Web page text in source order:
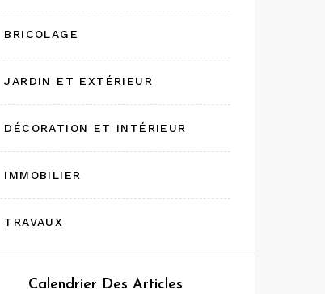
BRICOLAGE
JARDIN ET EXTÉRIEUR
DÉCORATION ET INTÉRIEUR
IMMOBILIER
TRAVAUX
Calendrier Des Articles